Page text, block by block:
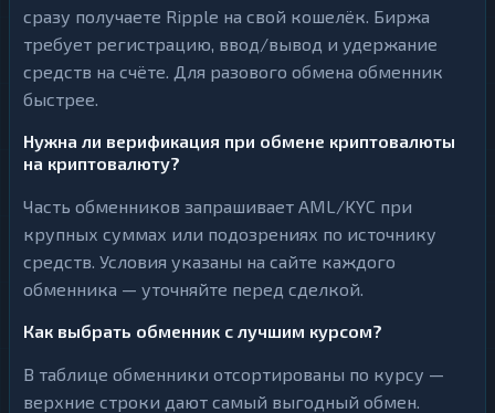
сразу получаете Ripple на свой кошелёк. Биржа
требует регистрацию, ввод/вывод и удержание
средств на счёте. Для разового обмена обменник
быстрее.
Нужна ли верификация при обмене криптовалюты
на криптовалюту?
Часть обменников запрашивает AML/KYC при
крупных суммах или подозрениях по источнику
средств. Условия указаны на сайте каждого
обменника — уточняйте перед сделкой.
Как выбрать обменник с лучшим курсом?
В таблице обменники отсортированы по курсу —
верхние строки дают самый выгодный обмен.